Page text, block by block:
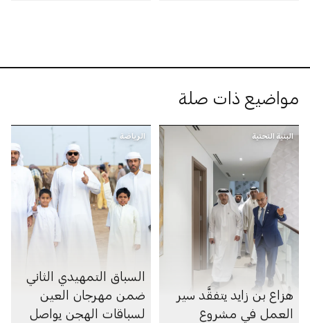
مواضيع ذات صلة
البنية التحتية
هزاع بن زايد يتفقَّد سير
العمل في مشروع
الرياضة
السباق التمهيدي الثاني
ضمن مهرجان العين
لسباقات الهجن يواصل